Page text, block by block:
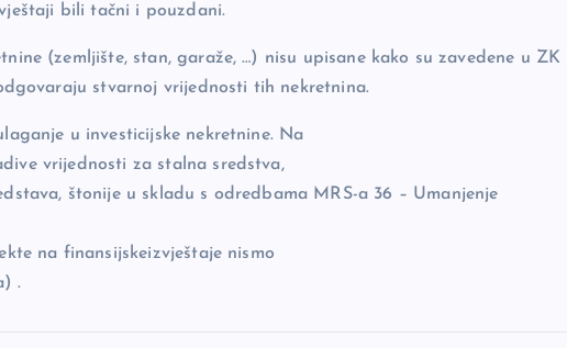
bili tačni i pouzdani.
(zemljište, stan, garaže, …) nisu upisane kako su zavedene u ZK
stvarnoj vrijednosti tih nekretnina.
u investicijske nekretnine. Na
vrijednosti za stalna sredstva,
štonije u skladu s odredbama MRS-a 36 – Umanjenje
na finansijskeizvještaje nismo
.